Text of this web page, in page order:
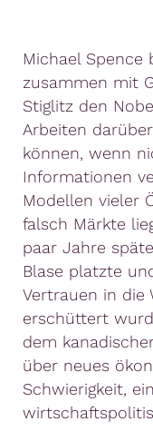
Michael Spence
zusammen mit
Stiglitz den
Arbeiten
können, wenn
Informationen
Modellen vieler
falsch Märkte
paar Jahre
Blase platzte
Vertrauen in die
erschüttert
dem
über neues
Schwierigkeit,